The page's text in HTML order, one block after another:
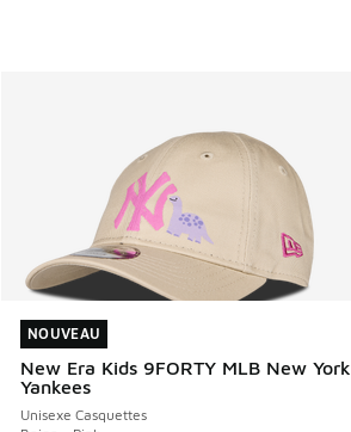
NOUVEAU
New Era Kids 9FORTY MLB New York
Yankees
Unisexe Casquettes
NOUVEAU